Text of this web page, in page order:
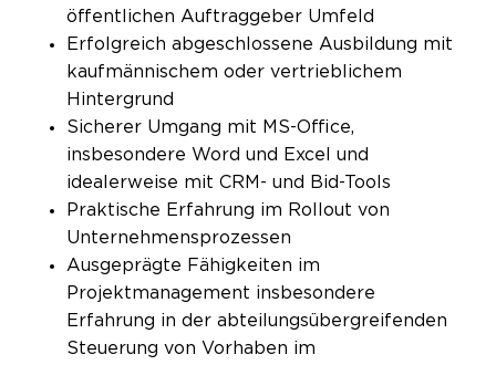
öffentlichen Auftraggeber Umfeld
Erfolgreich abgeschlossene Ausbildung mit
kaufmännischem oder vertrieblichem
Hintergrund
Sicherer Umgang mit MS-Office,
insbesondere Word und Excel und
idealerweise mit CRM- und Bid-Tools
Praktische Erfahrung im Rollout von
Unternehmensprozessen
Ausgeprägte Fähigkeiten im
Projektmanagement insbesondere
Erfahrung in der abteilungsübergreifenden
Steuerung von Vorhaben im